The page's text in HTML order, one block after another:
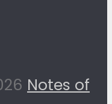
Notes of